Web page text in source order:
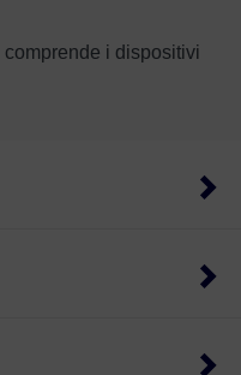
comprende i dispositivi